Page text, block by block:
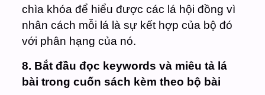
chìa khóa để hiểu được các lá hội đồng vì
nhân cách mỗi lá là sự kết hợp của bộ đó
với phân hạng của nó.
8. Bắt đầu đọc keywords và miêu tả lá
bài trong cuốn sách kèm theo bộ bài